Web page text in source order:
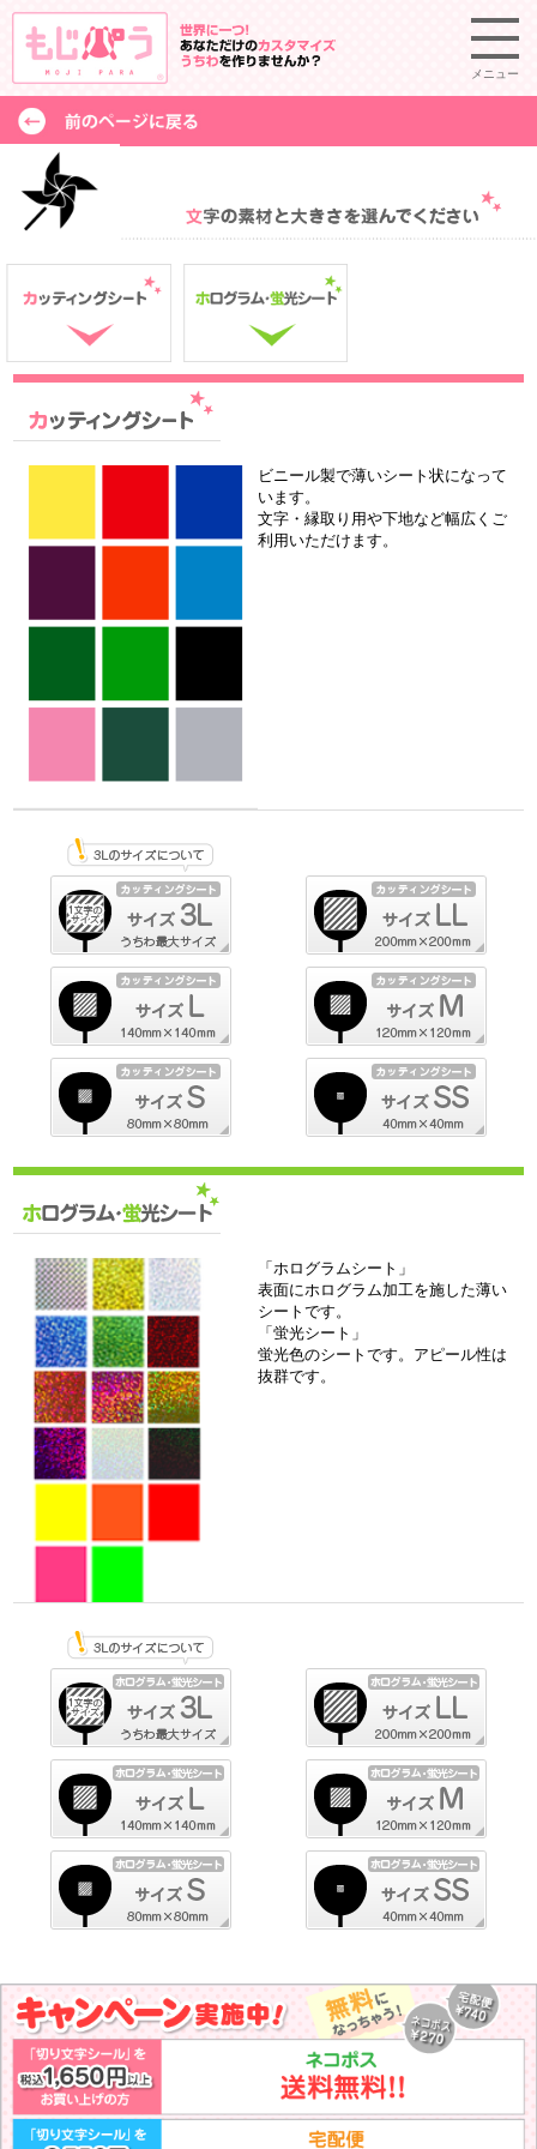
メニュー
ビニール製で薄いシート状になって
います。
文字・縁取り用や下地など幅広くご
利用いただけます。
「ホログラムシート」
表面にホログラム加工を施した薄い
シートです。
「蛍光シート」
蛍光色のシートです。アピール性は
抜群です。